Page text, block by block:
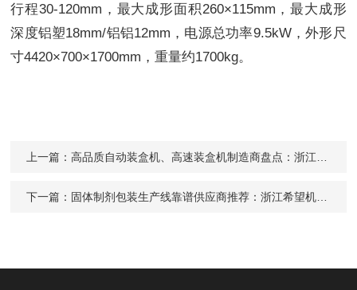
行程30-120mm，最大成形面积260×115mm，最大成形
深度铝塑18mm/铝铝12mm，电源总功率9.5kW，外形尺
寸4420×700×1700mm，重量约1700kg。
上一篇：高品质自动装盒机、高速装盒机制造商盘点：浙江希望机械的硬核实力解析
下一篇： 固体制剂包装生产线靠谱供应商推荐：浙江希望机械的全流程服务体系